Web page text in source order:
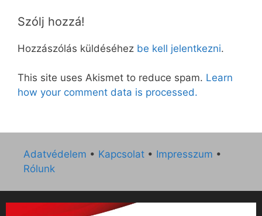
Szólj hozzá!
Hozzászólás küldéséhez be kell jelentkezni.
This site uses Akismet to reduce spam. Learn
how your comment data is processed.
Adatvédelem • Kapcsolat • Impresszum •
Rólunk